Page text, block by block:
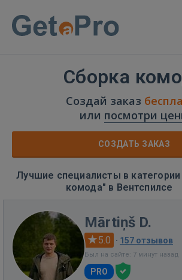
Сборка
Создай заказ
или посмотри
СОЗДАТЬ ЗАКАЗ
Лучшие специалисты в
комода" в Вентспилсе
Mārtiņš D.
5.0 · 157 отзывов
Был на сайте: 7 минут назад
PRO